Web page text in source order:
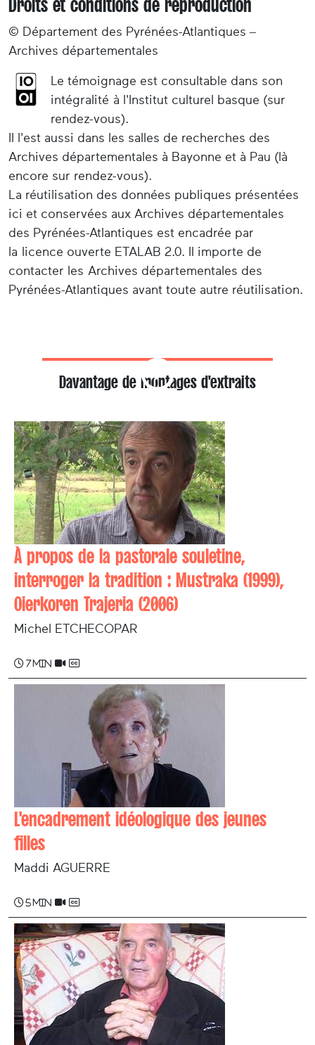
Droits et conditions de reproduction
© Département des Pyrénées-Atlantiques –
Archives départementales
Le témoignage est consultable dans son
intégralité à l'Institut culturel basque (sur
rendez-vous).
Il l'est aussi dans les salles de recherches des
Archives départementales à Bayonne et à Pau (là
encore sur rendez-vous).
La réutilisation des données publiques présentées
ici et conservées aux Archives départementales
des Pyrénées-Atlantiques est encadrée par
la licence ouverte ETALAB 2.0. Il importe de
contacter les Archives départementales des
Pyrénées-Atlantiques avant toute autre réutilisation.
Davantage de montages d'extraits
À propos de la pastorale souletine,
interroger la tradition : Mustraka (1999),
Oierkoren Trajeria (2006)
Michel ETCHECOPAR
7 min
L'encadrement idéologique des jeunes
filles
Maddi AGUERRE
5 min